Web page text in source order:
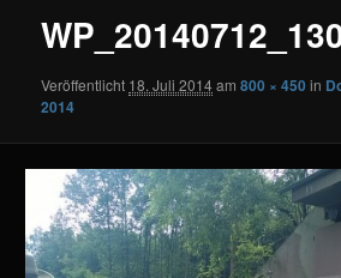
Veröffentlicht 18. Juli 2014am800 × 450 in
2014